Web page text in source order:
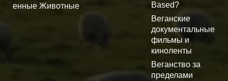
енные Животные
Based?
Веганские
документальные
фильмы и
киноленты
Веганство за
пределами